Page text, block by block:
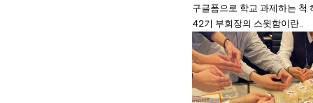
구글폼으로 학교 과제하는 척
42기 부회장의 스윗함이란..